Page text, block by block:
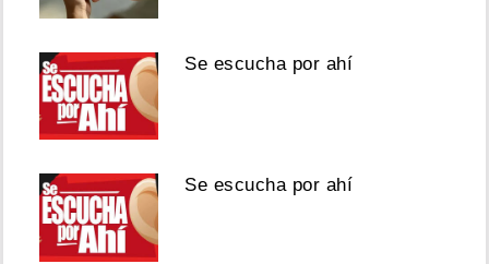
Se escucha por ahí
Se escucha por ahí